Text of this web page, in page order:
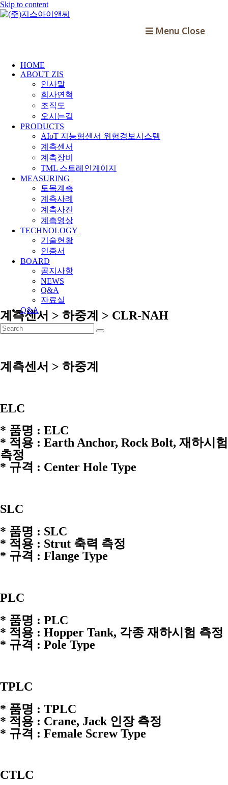
Skip to content
Menu Close
HOME
ABOUT ZIS
인사말
회사연혁
조직도
오시는길
PRODUCTS
AIoT 지능형센서 위험경보시스템
계측센서
계측장비
TML 스트레인게이지
MEASURING
토목계측
계측사례
계측사진
계측영상
TECHNOLOGY
기술현황
인증서
BOARD
공지사항
NEWS
Q&A
자료실
Q&A
계측센서 > 하중계 > CLR-NAH
계측센서 > 하중계
ELC
* 품명 : ELC
* 적용 : Earth Anchor, Rock Bolt, 재하시험
측정
* 규격 : Center Hole Type
SLC
* 품명 : SLC
* 적용 : Strut 축력 측정
* 규격 : Flange Type
PLC
* 품명 : PLC
* 적용 : Hopper Tank, 각종 재하시험 측정
* 규격 : Pole Type
TPLC
* 품명 : TPLC
* 적용 : Crane, Jack 인장 측정
* 규격 : Female Screw Type
CTLC